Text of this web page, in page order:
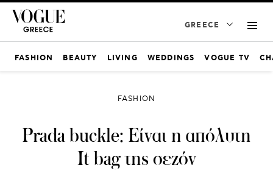
GREECE
FASHION BEAUTY LIVING WEDDINGS VOGUE TV
FASHION
Prada buckle: Είναι η απόλυτη
It bag της σεζόν